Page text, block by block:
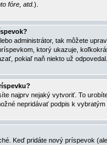
fóre, atd.).
administrátor, tak môžete
ktorý ukazuje,
pokiaľ naň niekto už odpovedal.
najprv nejaký vytvoriť. To
nepridávať podpis k
Keď pridáte nový príspevok